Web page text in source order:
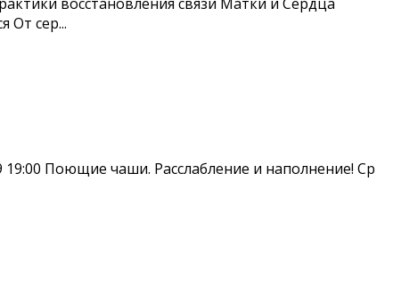
восстановления связи Матки и Сердца
От сер...
Поющие чаши. Расслабление и наполнение! Ср